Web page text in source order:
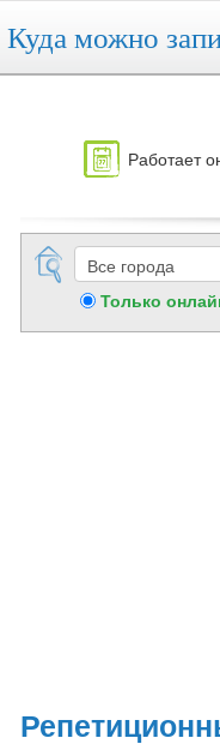
Куда можно
Работает
Только